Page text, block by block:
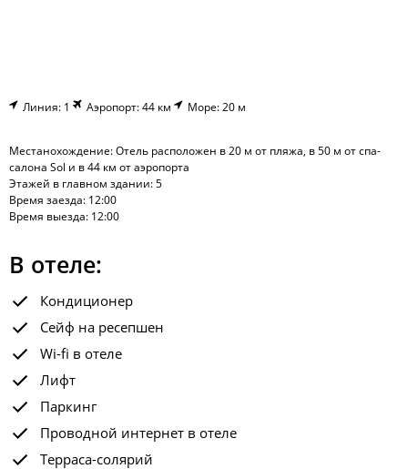
Линия: 1 Аэропорт: 44 км Море: 20 м
Местанохождение: Отель расположен в 20 м от пляжа, в 50 м от спа-
салона Sol и в 44 км от аэропорта
Этажей в главном здании: 5
Время заезда: 12:00
Время выезда: 12:00
В отеле:
Кондиционер
Сейф на ресепшен
Wi-fi в отеле
Лифт
Паркинг
Проводной интернет в отеле
Терраса-солярий